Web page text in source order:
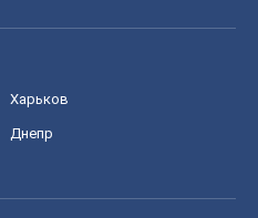
Харьков
Днепр